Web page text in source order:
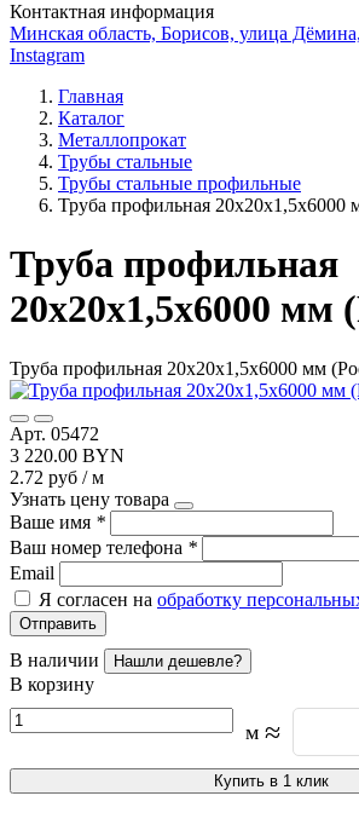
Контактная информация
Минская область, Борисов, улица
Instagram
Главная
Каталог
Металлопрокат
Трубы стальные
Трубы стальные профильные
Труба профильная 20х20х1,5х6000
Труба профильная
20х20х1,5х6000 мм
Труба профильная 20х20х1,5х6000 мм
Арт. 05472
3 220.00 BYN
2.72 руб / м
Узнать цену товара
Ваше имя *
Ваш номер телефона *
Email
Я согласен на обработку
Отправить
В наличии Нашли дешевле?
В корзину
м ≈
Купить в 1 клик